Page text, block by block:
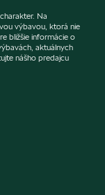
Na
výbavou, ktorá nie
bližšie informácie o
aktuálnych
nášho predajcu